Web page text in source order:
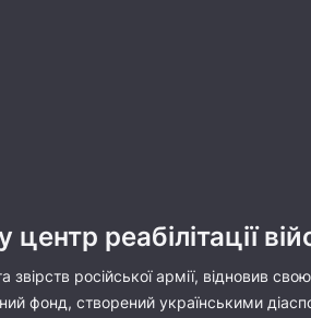
реабілітації
російської армії, відновив
фонд, створений українськими